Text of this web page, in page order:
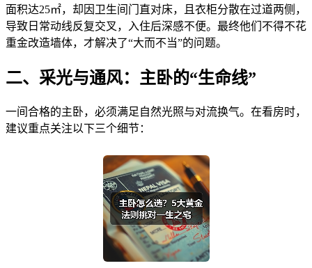
面积达25㎡，却因卫生间门直对床，且衣柜分散在过道两侧，
导致日常动线反复交叉，入住后深感不便。最终他们不得不花
重金改造墙体，才解决了“大而不当”的问题。
二、采光与通风：主卧的“生命线”
一间合格的主卧，必须满足自然光照与对流换气。在看房时，
建议重点关注以下三个细节：